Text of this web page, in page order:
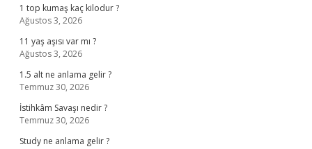
1 top kumaş kaç kilodur ?
Ağustos 3, 2026
11 yaş aşısı var mı ?
Ağustos 3, 2026
1.5 alt ne anlama gelir ?
Temmuz 30, 2026
İstihkâm Savaşı nedir ?
Temmuz 30, 2026
Study ne anlama gelir ?